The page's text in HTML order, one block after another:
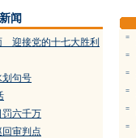
闻
迎接党的十七大胜利
划句号
六千万
审判点
=
=
=
=
=
=